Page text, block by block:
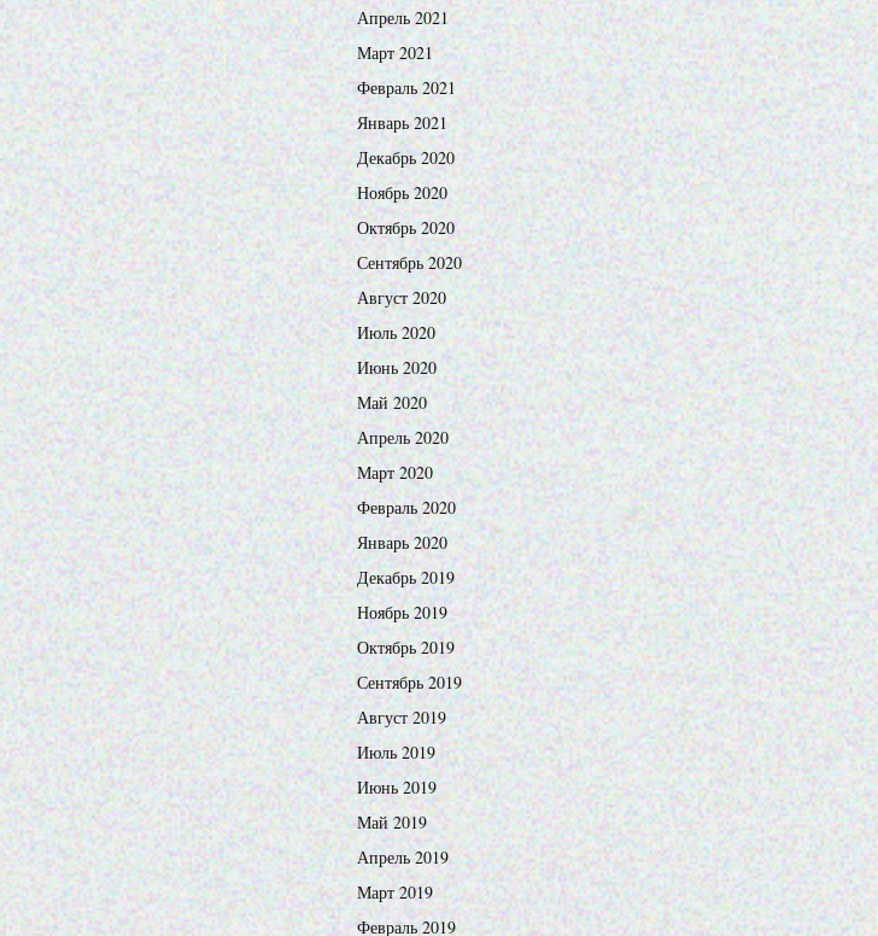
Апрель 2021
Март 2021
Февраль 2021
Январь 2021
Декабрь 2020
Ноябрь 2020
Октябрь 2020
Сентябрь 2020
Август 2020
Июль 2020
Июнь 2020
Май 2020
Апрель 2020
Март 2020
Февраль 2020
Январь 2020
Декабрь 2019
Ноябрь 2019
Октябрь 2019
Сентябрь 2019
Август 2019
Июль 2019
Июнь 2019
Май 2019
Апрель 2019
Март 2019
Февраль 2019